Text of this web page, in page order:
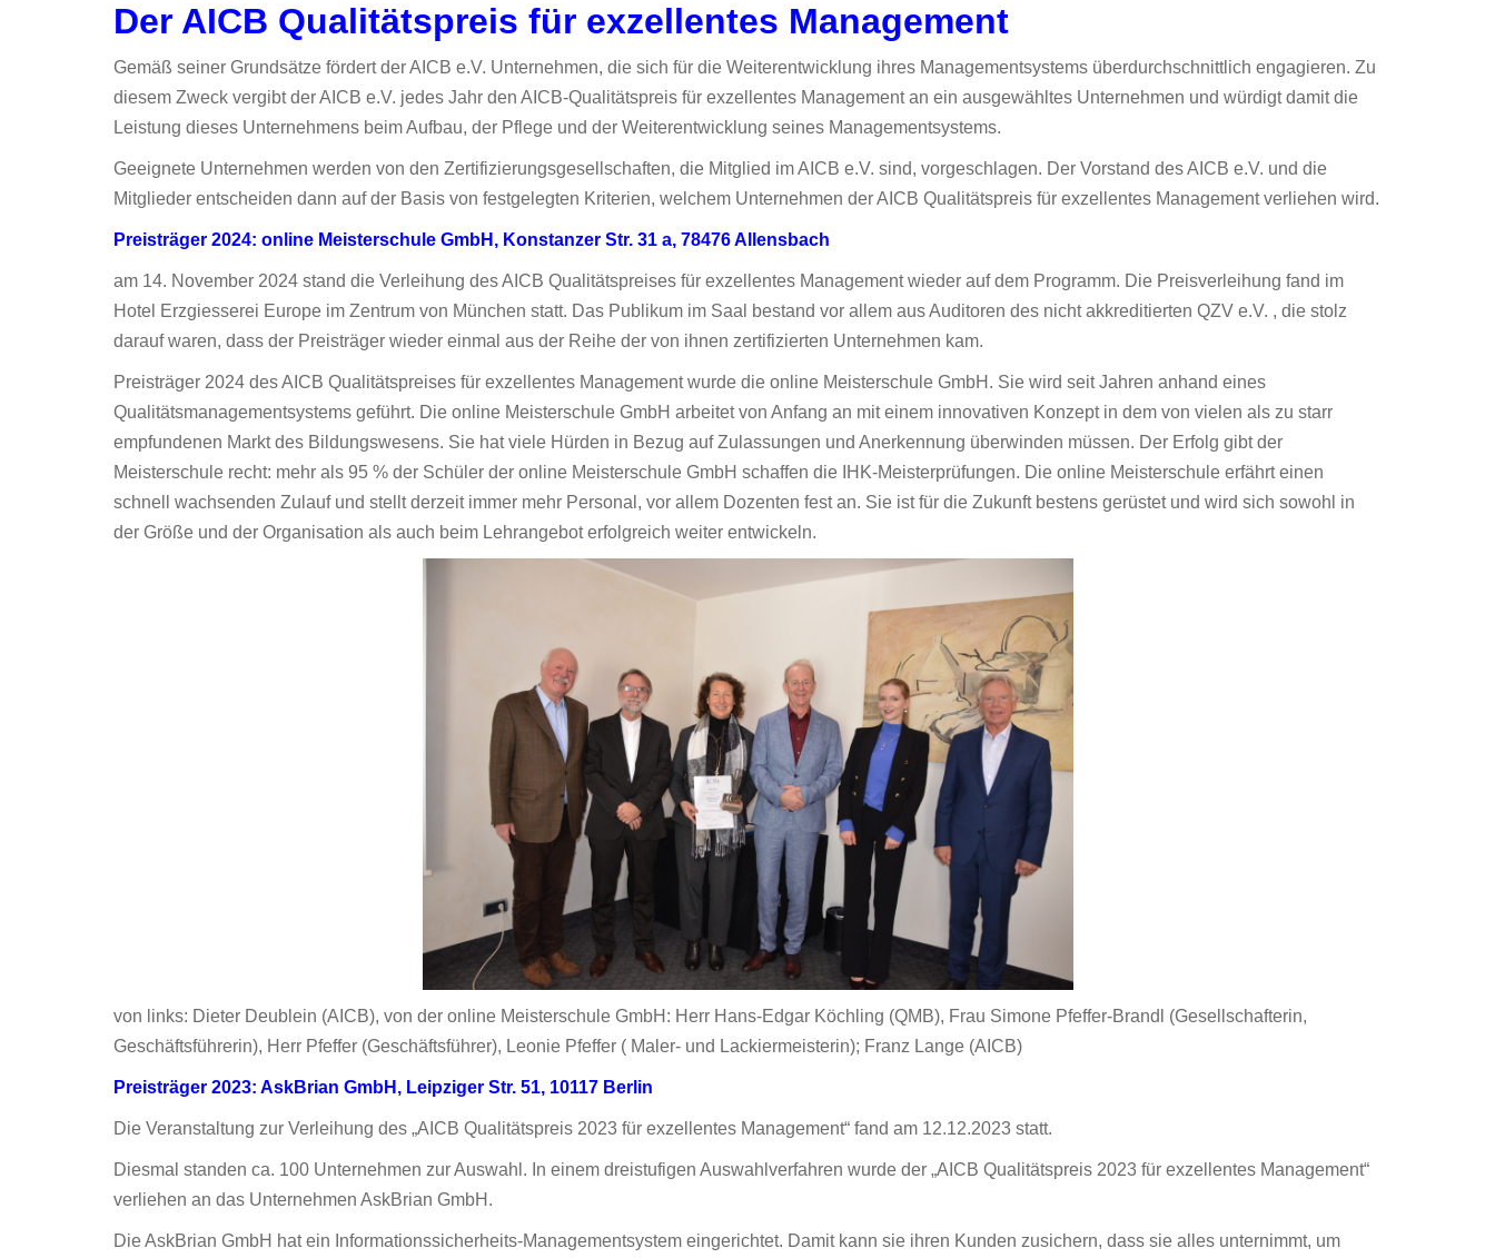
Der AICB Qualitätspreis für exzellentes Management
Gemäß seiner Grundsätze fördert der AICB e.V. Unternehmen, die sich für die Weiterentwicklung ihres Managementsystems überdurchschnittlich engagieren. Zu
diesem Zweck vergibt der AICB e.V. jedes Jahr den AICB-Qualitätspreis für exzellentes Management an ein ausgewähltes Unternehmen und würdigt damit die
Leistung dieses Unternehmens beim Aufbau, der Pflege und der Weiterentwicklung seines Managementsystems.
Geeignete Unternehmen werden von den Zertifizierungsgesellschaften, die Mitglied im AICB e.V. sind, vorgeschlagen. Der Vorstand des AICB e.V. und die
Mitglieder entscheiden dann auf der Basis von festgelegten Kriterien, welchem Unternehmen der AICB Qualitätspreis für exzellentes Management verliehen wird.
Preisträger 2024: online Meisterschule GmbH, Konstanzer Str. 31 a, 78476 Allensbach
am 14. November 2024 stand die Verleihung des AICB Qualitätspreises für exzellentes Management wieder auf dem Programm. Die Preisverleihung fand im
Hotel Erzgiesserei Europe im Zentrum von München statt. Das Publikum im Saal bestand vor allem aus Auditoren des nicht akkreditierten QZV e.V. , die stolz
darauf waren, dass der Preisträger wieder einmal aus der Reihe der von ihnen zertifizierten Unternehmen kam.
Preisträger 2024 des AICB Qualitätspreises für exzellentes Management wurde die online Meisterschule GmbH. Sie wird seit Jahren anhand eines
Qualitätsmanagementsystems geführt. Die online Meisterschule GmbH arbeitet von Anfang an mit einem innovativen Konzept in dem von vielen als zu starr
empfundenen Markt des Bildungswesens. Sie hat viele Hürden in Bezug auf Zulassungen und Anerkennung überwinden müssen. Der Erfolg gibt der
Meisterschule recht: mehr als 95 % der Schüler der online Meisterschule GmbH schaffen die IHK-Meisterprüfungen. Die online Meisterschule erfährt einen
schnell wachsenden Zulauf und stellt derzeit immer mehr Personal, vor allem Dozenten fest an. Sie ist für die Zukunft bestens gerüstet und wird sich sowohl in
der Größe und der Organisation als auch beim Lehrangebot erfolgreich weiter entwickeln.
von links: Dieter Deublein (AICB), von der online Meisterschule GmbH: Herr Hans-Edgar Köchling (QMB), Frau Simone Pfeffer-Brandl (Gesellschafterin,
Geschäftsführerin), Herr Pfeffer (Geschäftsführer), Leonie Pfeffer ( Maler- und Lackiermeisterin); Franz Lange (AICB)
Preisträger 2023: AskBrian GmbH, Leipziger Str. 51, 10117 Berlin
Die Veranstaltung zur Verleihung des „AICB Qualitätspreis 2023 für exzellentes Management“ fand am 12.12.2023 statt.
Diesmal standen ca. 100 Unternehmen zur Auswahl. In einem dreistufigen Auswahlverfahren wurde der „AICB Qualitätspreis 2023 für exzellentes Management“
verliehen an das Unternehmen AskBrian GmbH.
Die AskBrian GmbH hat ein Informationssicherheits-Managementsystem eingerichtet. Damit kann sie ihren Kunden zusichern, dass sie alles unternimmt, um